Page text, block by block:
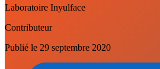
Laboratoire Inyulface
Contributeur
Publié le 29 septembre 2020